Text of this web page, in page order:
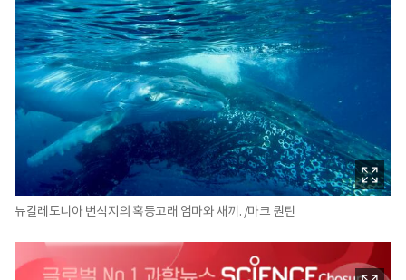
뉴칼레도니아 번식지의 혹등고래 엄마와 새끼. /마크 퀀틴